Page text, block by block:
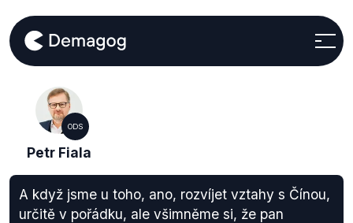
ODS
Petr Fiala
A když jsme u toho, ano, rozvíjet vztahy s Čínou,
určitě v pořádku, ale všimněme si, že pan